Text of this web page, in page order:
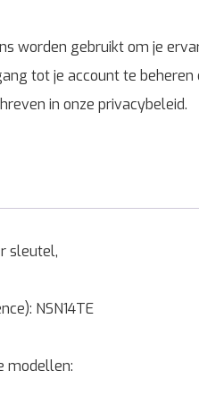
worden gebruikt om je
tot je account te beheren
in onze privacybeleid.
sleutel,
NSN14TE
modellen: